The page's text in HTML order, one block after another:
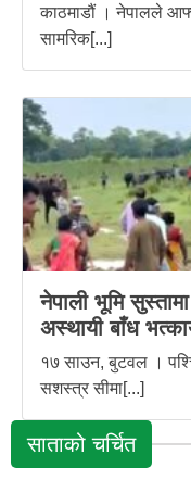
काठमाडौं । नेपालले
सामरिक[...]
नेपाली भूमि
अस्थायी बाँध
१७ साउन, बुटवल ।
सशस्त्र सीमा[...]
साताको चर्चित